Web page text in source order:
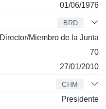
01/06/1976
BRD
Director/Miembro de la Junta
70
27/01/2010
CHM
Presidente